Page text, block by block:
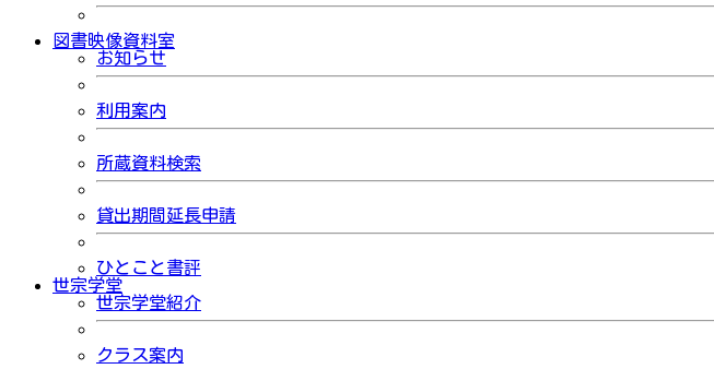
図書映像資料室
お知らせ
利用案内
所蔵資料検索
貸出期間延長申請
ひとこと書評
世宗学堂
世宗学堂紹介
クラス案内